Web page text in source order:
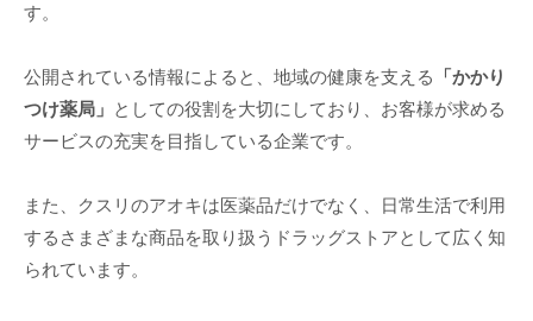
す。
公開されている情報によると、地域の健康を支える
「かかり
つけ薬局」 としての役割を大切にしており、お客様が求める
サービスの充実を目指している企業です。
また、クスリのアオキは医薬品だけでなく、日常生活で利用
するさまざまな商品を取り扱うドラッグストアとして広く知
られています。